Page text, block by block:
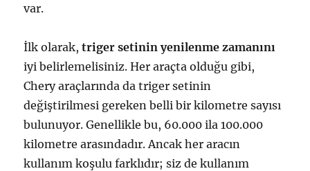
var.
İlk olarak,triger setinin yenilenme zamanını
iyi belirlemelisiniz. Her araçta olduğu gibi,
Chery araçlarında da triger setinin
değiştirilmesi gereken belli bir kilometre sayısı
bulunuyor. Genellikle bu, 60.000 ila 100.000
kilometre arasındadır. Ancak her aracın
kullanım koşulu farklıdır; siz de kullanım